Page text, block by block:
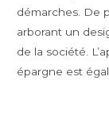
démarches. De
arborant un
de la société.
épargne est